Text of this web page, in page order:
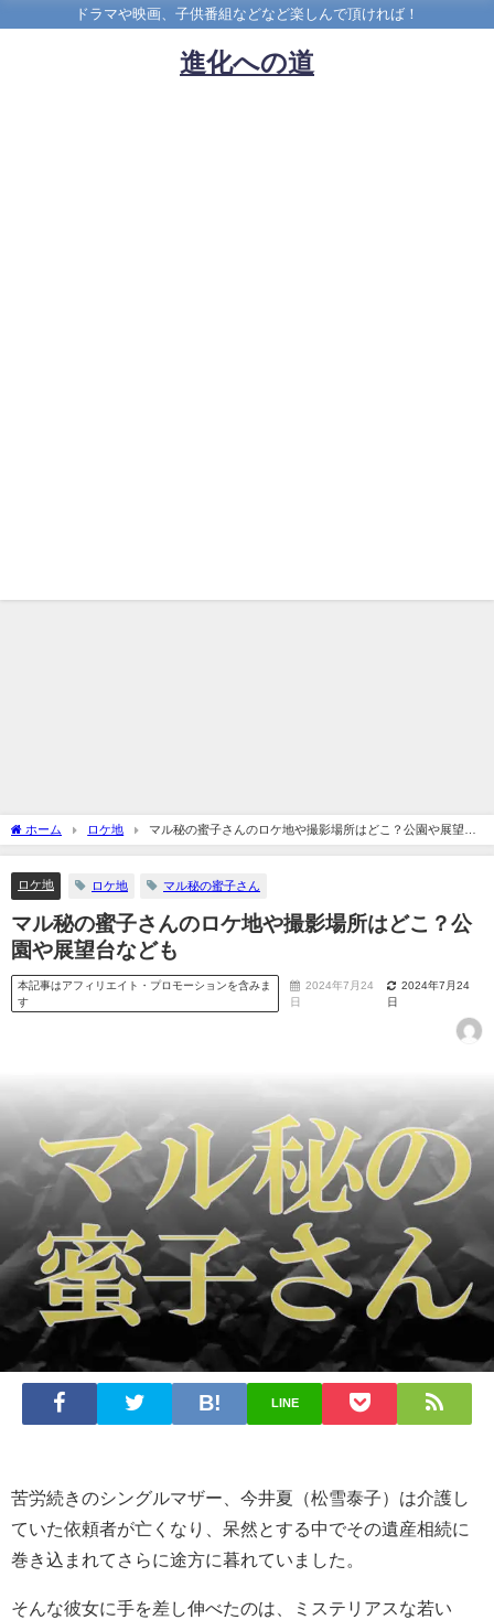
ドラマや映画、子供番組などなど楽しんで頂ければ！
進化への道
ホーム ロケ地
マル秘の蜜子さんのロケ地や撮影場所はどこ？公園や展望台
なども
ロケ地 ロケ地 マル秘の蜜子さん
マル秘の蜜子さんのロケ地や撮影場所はどこ？公
園や展望台なども
本記事はアフィリエイト・プロモーションを含みま
す
2024年7月24
日
2024年7月24
日
LINE
苦労続きのシングルマザー、今井夏（松雪泰子）は介護し
ていた依頼者が亡くなり、呆然とする中でその遺産相続に
巻き込まれてさらに途方に暮れていました。
そんな彼女に手を差し伸べたのは、ミステリアスな若い